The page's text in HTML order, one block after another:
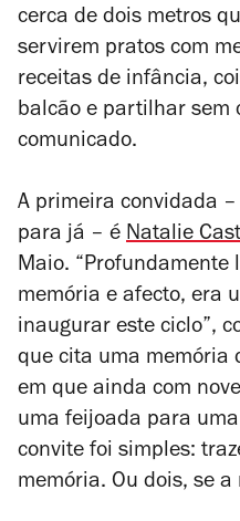
cerca de dois metros
servirem pratos com
receitas de infância,
balcão e partilhar sem
comunicado.
A primeira convidada
para já – é Natalie
Maio. “Profundamente
memória e afecto, era
inaugurar este ciclo”,
que cita uma memória
em que ainda com
uma feijoada para
convite foi simples:
memória. Ou dois, se a